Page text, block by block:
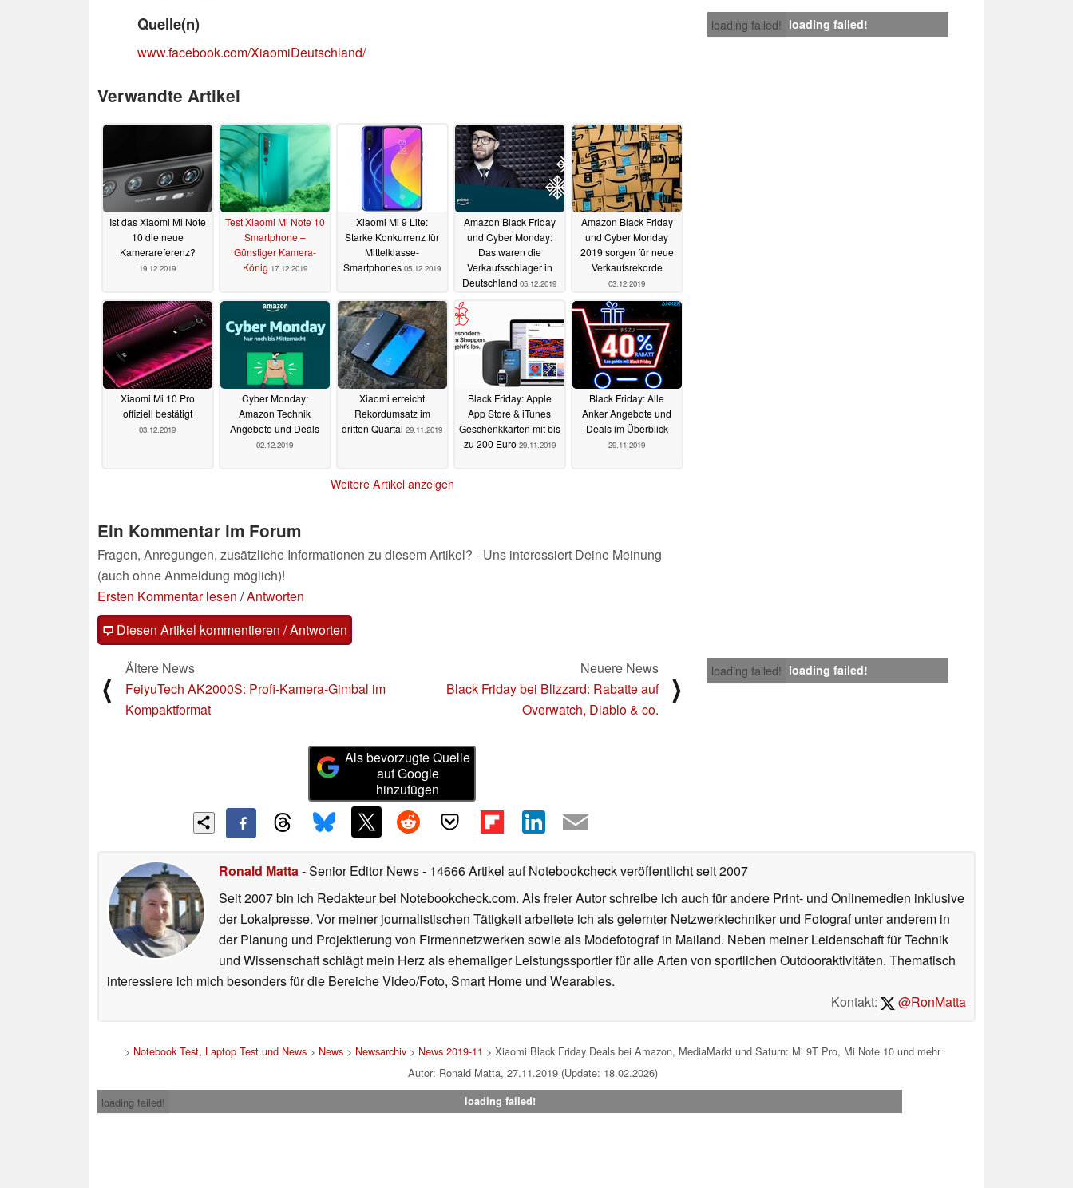
loading failed! loading failed!
Quelle(n)
www.facebook.com/XiaomiDeutschland/
Verwandte Artikel
Ist das Xiaomi Mi Note
10 die neue
Kamerareferenz?
19.12.2019
Test Xiaomi Mi Note 10
Smartphone –
Günstiger Kamera-
König 17.12.2019
Xiaomi Mi 9 Lite:
Starke Konkurrenz für
Mittelklasse-
Smartphones 05.12.2019
Amazon Black Friday
und Cyber Monday:
Das waren die
Verkaufsschlager in
Deutschland 05.12.2019
Amazon Black Friday
und Cyber Monday
2019 sorgen für neue
Verkaufsrekorde
03.12.2019
Xiaomi Mi 10 Pro
offiziell bestätigt
03.12.2019
Cyber Monday:
Amazon Technik
Angebote und Deals
02.12.2019
Xiaomi erreicht
Rekordumsatz im
dritten Quartal 29.11.2019
Black Friday: Apple
App Store & iTunes
Geschenkkarten mit bis
zu 200 Euro 29.11.2019
Black Friday: Alle
Anker Angebote und
Deals im Überblick
29.11.2019
Weitere Artikel anzeigen
Ein Kommentar im Forum
Fragen, Anregungen, zusätzliche Informationen zu diesem Artikel? - Uns interessiert Deine Meinung
(auch ohne Anmeldung möglich)!
Ersten Kommentar lesen /Antworten
Diesen Artikel kommentieren / Antworten
loading failed! loading failed!
⟨
Ältere News
FeiyuTech AK2000S: Profi-Kamera-Gimbal im
Kompaktformat
Neuere News
Black Friday bei Blizzard: Rabatte auf
Overwatch, Diablo & co.
⟩
Als bevorzugte Quelle
auf Google
hinzufügen
Ronald Matta- Senior Editor News- 14666 Artikel auf Notebookcheck veröffentlichtseit 2007
Seit 2007 bin ich Redakteur bei Notebookcheck.com. Als freier Autor schreibe ich auch für andere Print- und Onlinemedien inklusive
der Lokalpresse. Vor meiner journalistischen Tätigkeit arbeitete ich als gelernter Netzwerktechniker und Fotograf unter anderem in
der Planung und Projektierung von Firmennetzwerken sowie als Modefotograf in Mailand. Neben meiner Leidenschaft für Technik
und Wissenschaft schlägt mein Herz als ehemaliger Leistungssportler für alle Arten von sportlichen Outdooraktivitäten. Thematisch
interessiere ich mich besonders für die Bereiche Video/Foto, Smart Home und Wearables.
Kontakt:
@RonMatta
> Notebook Test, Laptop Test und News > News > Newsarchiv > News 2019-11 > Xiaomi Black Friday Deals bei Amazon, MediaMarkt und Saturn: Mi 9T Pro, Mi Note 10 und mehr
Autor: Ronald Matta, 27.11.2019 (Update: 18.02.2026)
loading failed!
loading failed!